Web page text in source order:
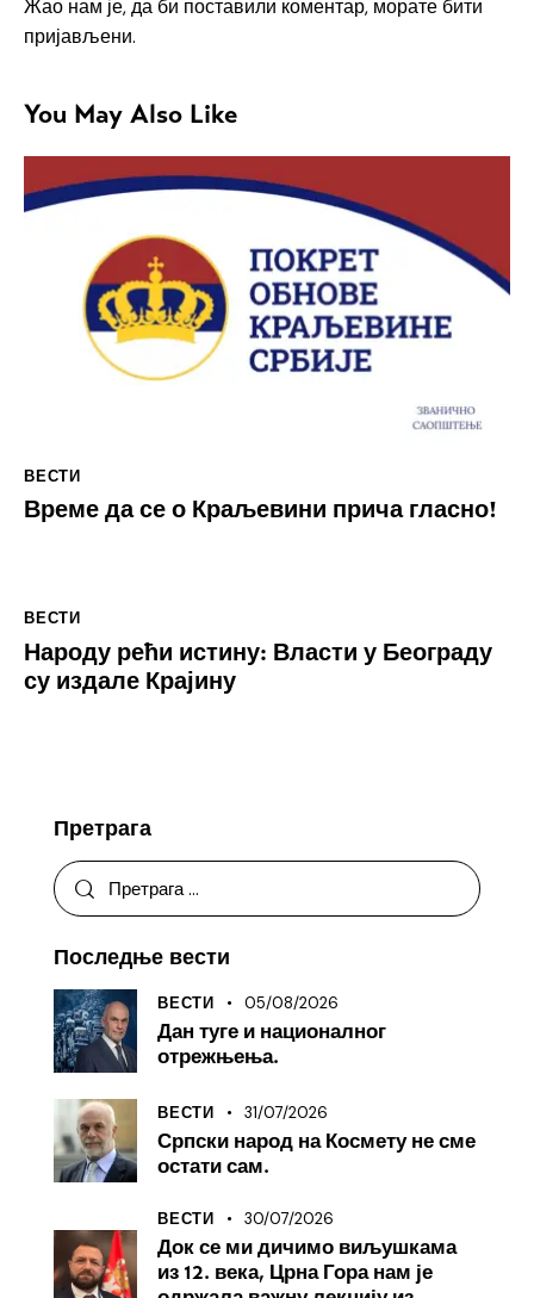
Жао нам је, да би поставили коментар, морате бити
пријављени.
You May Also Like
ВЕСТИ
Време да се о Краљевини прича гласно!
ВЕСТИ
Народу рећи истину: Власти у Београду
су издале Крајину
Претрага
Последње вести
ВЕСТИ 05/08/2026
Дан туге и националног
отрежњења.
ВЕСТИ 31/07/2026
Српски народ на Космету не сме
остати сам.
ВЕСТИ 30/07/2026
Док се ми дичимо виљушкама
из 12. века, Црна Гора нам је